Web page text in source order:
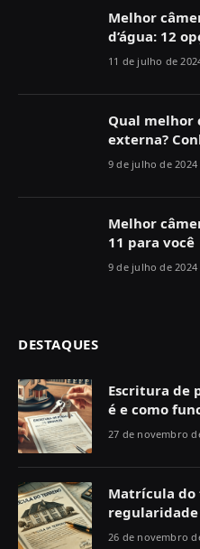
Melhor
d’água: 12
11 de julho de
Qual melhor
externa?
9 de julho de 2024
Melhor
11 para você
9 de julho de 2024
DESTAQUES
Escritura de
é e como
27 de novembro
Matrícula do
26 de novembro